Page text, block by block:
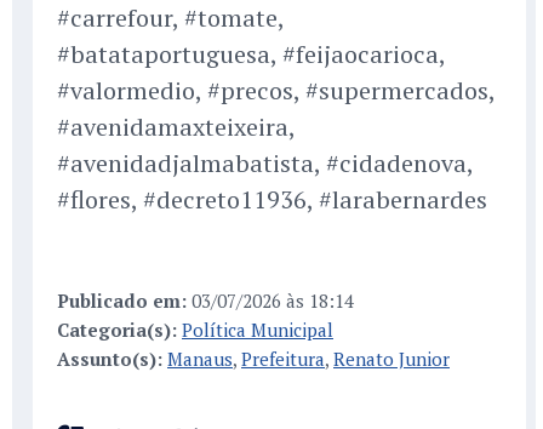
#carrefour, #tomate,
#batataportuguesa, #feijaocarioca,
#valormedio, #precos, #supermercados,
#avenidamaxteixeira,
#avenidadjalmabatista, #cidadenova,
#flores, #decreto11936, #larabernardes
Publicado em: 03/07/2026 às 18:14
Categoria(s): Política Municipal
Assunto(s): Manaus, Prefeitura, Renato Junior